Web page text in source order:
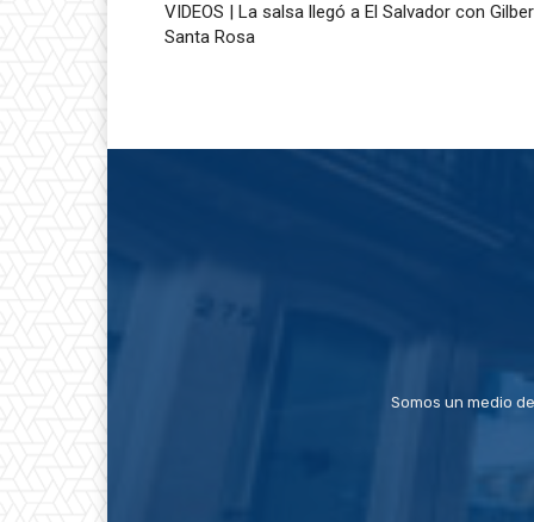
VIDEOS | La salsa llegó a El Salvador con
Santa Rosa
Somos un medio